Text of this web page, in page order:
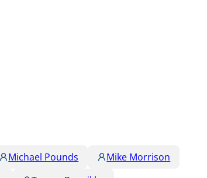
Michael Pounds
Mike Morrison